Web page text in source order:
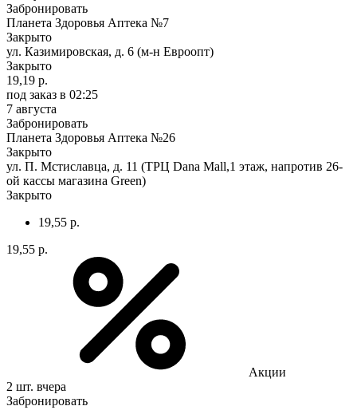
Забронировать
Планета Здоровья Аптека №7
Закрыто
ул. Казимировская, д. 6 (м-н Евроопт)
Закрыто
19,19 р.
под заказ в 02:25
7 августа
Забронировать
Планета Здоровья Аптека №26
Закрыто
ул. П. Мстиславца, д. 11 (ТРЦ Dana Mall,1 этаж, напротив 26-
ой кассы магазина Green)
Закрыто
19,55 р.
19,55 р.
Акции
2 шт. вчера
Забронировать